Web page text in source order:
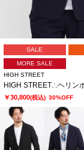
SALE
MORE SALE
HIGH STREET
￥30,800(税込) 30%OFF